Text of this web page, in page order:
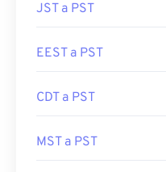
JST a PST
EEST a PST
CDT a PST
MST a PST